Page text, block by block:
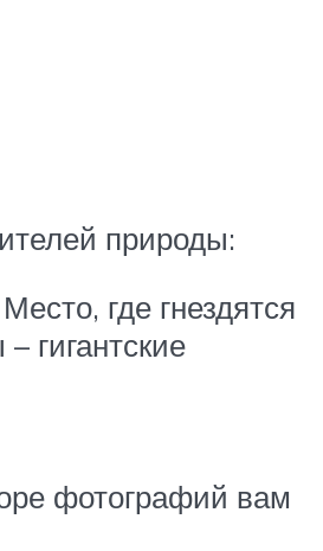
природы:
где гнездятся
гигантские
фотографий вам